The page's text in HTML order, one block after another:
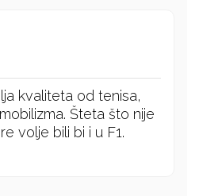
kvaliteta od tenisa,
Šteta što nije
volje bili bi i u F1.